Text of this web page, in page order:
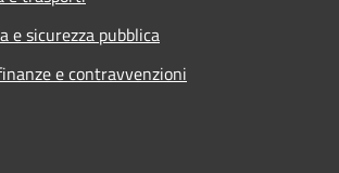
e sicurezza pubblica
e contravvenzioni